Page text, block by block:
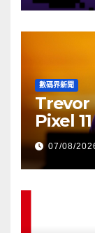
數碼界新聞
Trevor
Pixel
07/08/